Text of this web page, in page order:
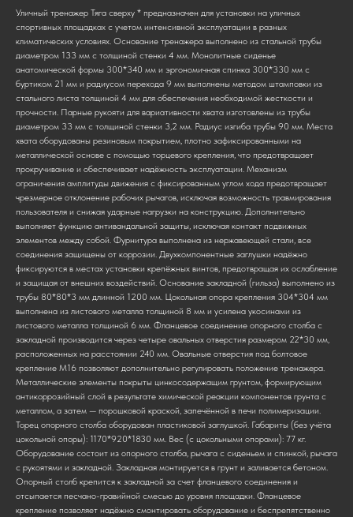
Уличный тренажер Тяга сверху * предназначен для установки на уличных
спортивных площадках с учетом интенсивной эксплуатации в разных
климатических условиях. Основание тренажера выполнено из стальной трубы
диаметром 133 мм с толщиной стенки 4 мм. Монолитные сиденье
анатомической формы 300*340 мм и эргономичная спинка 300*330 мм с
буртиком 21 мм и радиусом перехода 9 мм выполнены методом штамповки из
стального листа толщиной 4 мм для обеспечения необходимой жесткости и
прочности. Парные рукояти для вариативности хвата изготовлены из трубы
диаметром 33 мм с толщиной стенки 3,2 мм. Радиус изгиба трубы 90 мм. Места
хвата оборудованы резиновым покрытием, плотно зафиксированными на
металлической основе с помощью торцевого крепления, что предотвращает
прокручивание и обеспечивает надёжность эксплуатации. Механизм
ограничения амплитуды движения с фиксированным углом хода предотвращает
чрезмерное отклонение рабочих рычагов, исключая возможность травмирования
пользователя и снижая ударные нагрузки на конструкцию. Дополнительно
выполняет функцию антивандальной защиты, исключая контакт подвижных
элементов между собой. Фурнитура выполнена из нержавеющей стали, все
соединения защищены от коррозии. Двухкомпонентные заглушки надёжно
фиксируются в местах установки крепёжных винтов, предотвращая их ослабление
и защищая от внешних воздействий. Основание закладной (гильза) выполнено из
трубы 80*80*3 мм длинной 1200 мм. Цокольная опора крепления 304*304 мм
выполнена из листового металла толщиной 8 мм и усилена укосинами из
листового металла толщиной 6 мм. Фланцевое соединение опорного столба с
закладной производится через четыре овальных отверстия размером 22*30 мм,
расположенных на расстоянии 240 мм. Овальные отверстия под болтовое
крепление М16 позволяют дополнительно регулировать положение тренажера.
Металлические элементы покрыты цинкосодержащим грунтом, формирующим
антикоррозийный слой в результате химической реакции компонентов грунта с
металлом, а затем — порошковой краской, запечённой в печи полимеризации.
Торец опорного столба оборудован пластиковой заглушкой. Габариты (без учёта
цокольной опоры): 1170*920*1830 мм. Вес (с цокольными опорами): 77 кг.
Оборудование состоит из опорного столба, рычага с сиденьем и спинкой, рычага
с рукоятями и закладной. Закладная монтируется в грунт и заливается бетоном.
Опорный столб крепится к закладной за счет фланцевого соединения и
отсыпается песчано-гравийной смесью до уровня площадки. Фланцевое
крепление позволяет надёжно смонтировать оборудование и беспрепятственно